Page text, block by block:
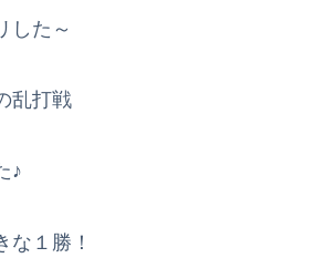
した～
乱打戦
♪
な１勝！